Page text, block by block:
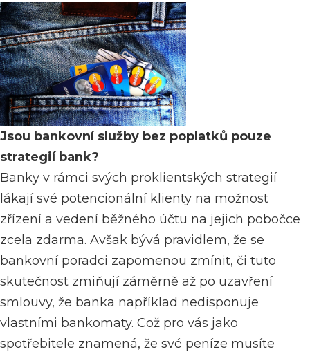
Jsou bankovní služby bez poplatků pouze
strategií bank?
Banky v rámci svých proklientských strategií
lákají své potencionální klienty na možnost
zřízení a vedení běžného účtu na jejich pobočce
zcela zdarma. Avšak bývá pravidlem, že se
bankovní poradci zapomenou zmínit, či tuto
skutečnost zmiňují záměrně až po uzavření
smlouvy, že banka například nedisponuje
vlastními bankomaty. Což pro vás jako
spotřebitele znamená, že své peníze musíte